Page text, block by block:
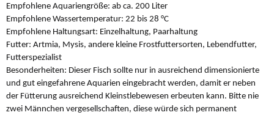
Empfohlene Aquariengröße: ab ca. 200 Liter
Empfohlene Wassertemperatur: 22 bis 28 °C
Empfohlene Haltungsart: Einzelhaltung, Paarhaltung
Futter: Artmia, Mysis, andere kleine Frostfuttersorten, Lebendfutter,
Futterspezialist
Besonderheiten: Dieser Fisch sollte nur in ausreichend dimensionierte
und gut eingefahrene Aquarien eingebracht werden, damit er neben
der Fütterung ausreichend Kleinstlebewesen erbeuten kann. Bitte nie
zwei Männchen vergesellschaften, diese würde sich permanent